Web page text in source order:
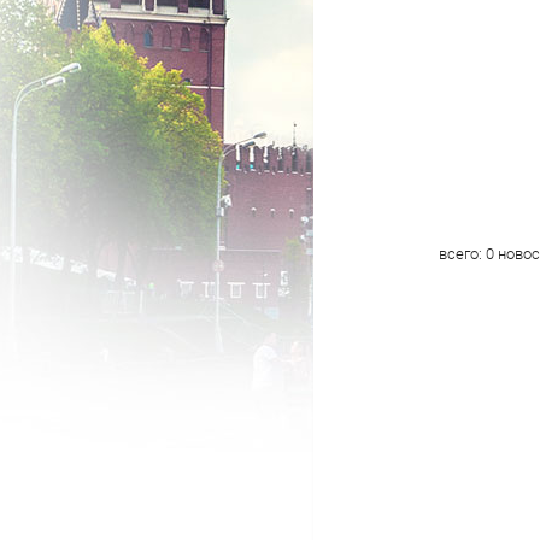
всего: 0